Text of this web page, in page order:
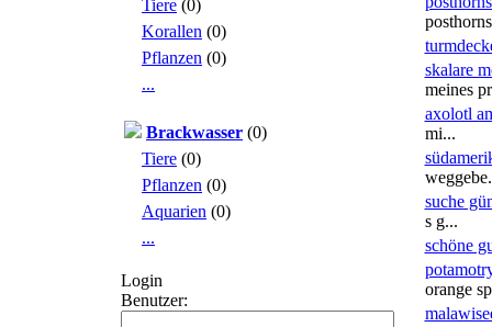
Tiere (0)
Korallen (0)
Pflanzen (0)
...
Brackwasser (0)
Tiere (0)
Pflanzen (0)
Aquarien (0)
...
Login
Benutzer:
skalare
meines
axolotl
mi...
suche
s g...
schöne
orange